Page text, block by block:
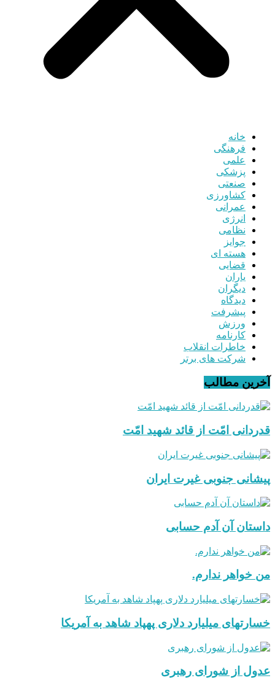
خانه
فرهنگی
علمی
پزشکی
صنعتی
کشاورزی
عمرانی
انرژی
نظامی
جوایز
هسته ای
قضایی
یاران
دیگران
دیدگاه
پیشرفت
ورزش
کارنامه
خاطرات انقلاب
شرکت های برتر
آخرین مطالب
قدردانی امّت از قائد شهید امّت
پیشانی جنوبی غیرت ایران
داستان آن آدم حسابی
من خواهر ندارم.
خسارتهای میلیارد دلاری پهپاد شاهد به آمریکا
عدول از شورای رهبری